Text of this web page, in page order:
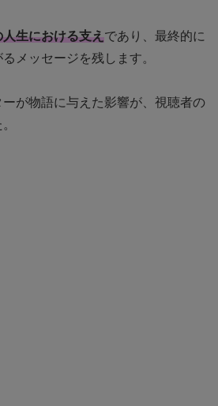
人生における支えであり、最終的に
メッセージを残します。
が物語に与えた影響が、視聴者の